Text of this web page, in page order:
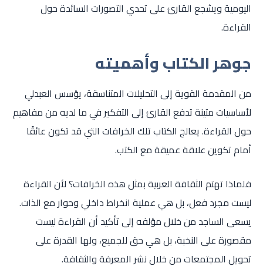
اليومية ويشجع القارئ على تحدي التصورات السائدة حول
القراءة.
جوهر الكتاب وأهميته
من المقدمة القوية إلى التحليلات المتناسقة، يؤسس العبدلي
لأساسيات متينة تدفع القارئ إلى التفكير في ما لديه من مفاهيم
حول القراءة. يعالج الكتاب تلك الخرافات التي قد تكون عائقًا
أمام تكوين علاقة عميقة مع الكتب.
فلماذا تهتم الثقافة العربية بمثل هذه الخرافات؟ لأن القراءة
ليست مجرد فعل، بل هي عملية انخراط داخلي وحوار مع الذات.
يسعى الساجد من خلال مؤلفه إلى تأكيد أن القراءة ليست
مقصورة على النخبة، بل هي حق للجميع، ولها القدرة على
تحويل المجتمعات من خلال نشر المعرفة والثقافة.